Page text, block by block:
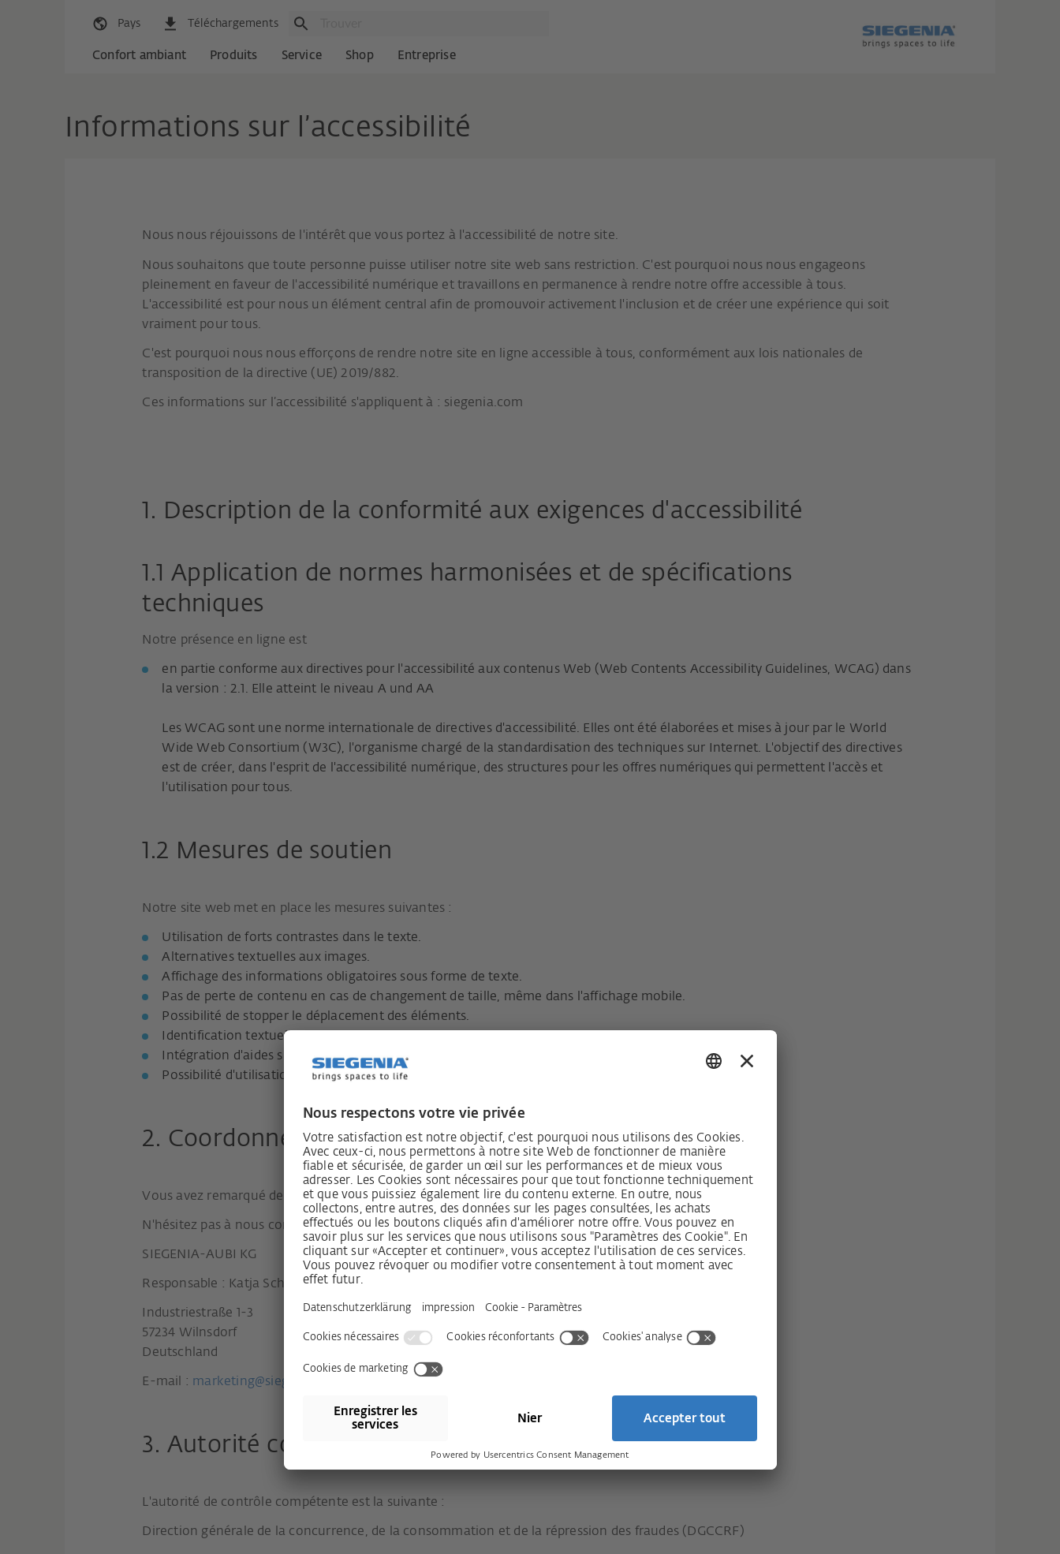
Pays Téléchargements
Confort ambiant Produits Service Shop Entreprise
Informations sur l’accessibilité
Nous nous réjouissons de l'intérêt que vous portez à l'accessibilité de notre site.
Nous souhaitons que toute personne puisse utiliser notre site web sans restriction. C'est pourquoi nous nous engageons
pleinement en faveur de l'accessibilité numérique et travaillons en permanence à rendre notre offre accessible à tous.
L'accessibilité est pour nous un élément central afin de promouvoir activement l'inclusion et de créer une expérience qui soit
vraiment pour tous.
C'est pourquoi nous nous efforçons de rendre notre site en ligne accessible à tous, conformément aux lois nationales de
transposition de la directive (UE) 2019/882.
Ces informations sur l’accessibilité s'appliquent à : siegenia.com
1. Description de la conformité aux exigences d'accessibilité
1.1 Application de normes harmonisées et de spécifications
techniques
Notre présence en ligne est
en partie conforme aux directives pour l'accessibilité aux contenus Web (Web Contents Accessibility Guidelines, WCAG) dans
la version : 2.1. Elle atteint le niveau A und AA
Les WCAG sont une norme internationale de directives d'accessibilité. Elles ont été élaborées et mises à jour par le World
Wide Web Consortium (W3C), l'organisme chargé de la standardisation des techniques sur Internet. L'objectif des directives
est de créer, dans l'esprit de l'accessibilité numérique, des structures pour les offres numériques qui permettent l'accès et
l'utilisation pour tous.
1.2 Mesures de soutien
Notre site web met en place les mesures suivantes :
Utilisation de forts contrastes dans le texte.
Alternatives textuelles aux images.
Affichage des informations obligatoires sous forme de texte.
Pas de perte de contenu en cas de changement de taille, même dans l'affichage mobile.
Possibilité de stopper le déplacement des éléments.
Identification textuelle des champs obligatoires.
Intégration d'aides supplémentaires dans les formulaires.
Possibilité d'utilisation conséquente du clavier et des technologies d'assistance.
2. Coordonnées - Signaler une barrière
Vous avez remarqué des lacunes en matière d'accessibilité ?
N'hésitez pas à nous contacter:
SIEGENIA-AUBI KG
Responsable : Katja Schreiber
Industriestraße 1-3
57234 Wilnsdorf
Deutschland
E-mail : marketing@siegenia.com
3. Autorité compétente de surveillance du marché
L'autorité de contrôle compétente est la suivante :
Direction générale de la concurrence, de la consommation et de la répression des fraudes (DGCCRF)